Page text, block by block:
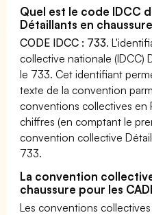
Quel est le code IDCC
Détaillants en
CODE IDCC : 733.
collective nationale (IDCC)
le 733. Cet identifiant
texte de la convention
conventions collectives en
chiffres (en comptant le
convention collective
733.
La convention
chaussure pour les
Les conventions